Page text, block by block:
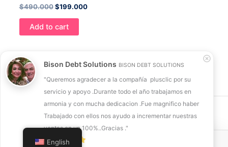
$490.000 Original
was:
$490.000.
$199.000Current
Add to cart
Copyright © 2026 | Powered by Plusclic
English
Bison Debt Solutions BISON DEBT SOLUTIONS
"Queremos agradecer a la compañía  plusclic por su
servicio y apoyo .Durante todo el año trabajamos en
armonia y con mucha dedicacion .Fue magnifico haber
Trabajado con ellos nos ayudo a incrementar nuestras
ventas en un 100%..Gracias ."